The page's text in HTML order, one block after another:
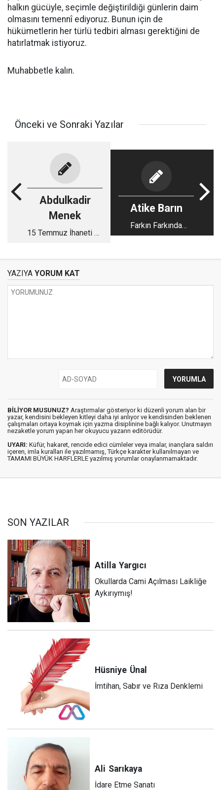
halkın gücüyle, seçimle değiştirildiği günlerin daim
olmasını temennî ediyoruz. Bunun için de
hükümetlerin her türlü tedbiri alması gerektiğini de
hatırlatmak istiyoruz.
Muhabbetle kalın.
Önceki ve Sonraki Yazılar
Abdulkadir
Menek
15 Temmuz İhaneti ve
Atike Barın
Farkın Farkında
Mısın?
YAZIYA YORUM KAT
BİLİYOR MUSUNUZ? Araştırmalar gösteriyor ki düzenli yorum alan bir
yazar, kendisini bekleyen kitleyi daha iyi anlıyor ve kendisinden beklenen
çalışmaları ortaya koymak için yazma disiplinine bağlı kalıyor. Unutmayın
nezaketle yorum yapan her okuyucu yazarın editörüdür.
UYARI: Küfür, hakaret, rencide edici cümleler veya imalar, inançlara saldırı
içeren, imla kuralları ile yazılmamış, Türkçe karakter kullanılmayan ve
TAMAMI BÜYÜK HARFLERLE yazılmış yorumlar onaylanmamaktadır.
SON YAZILAR
Atilla Yargıcı
Okullarda Cami Açılması Laikliğe
Aykırıymış!
Hüsniye Ünal
İmtihan, Sabır ve Rıza Denklemi
Ali Sarıkaya
İdare Etme Sanatı